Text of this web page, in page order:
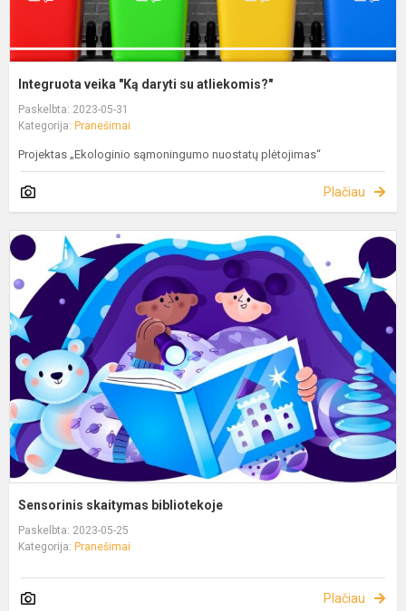
Integruota veika "Ką daryti su atliekomis?"
Paskelbta: 2023-05-31
Kategorija: Pranešimai
Projektas „Ekologinio sąmoningumo nuostatų plėtojimas“
Plačiau
Sensorinis skaitymas bibliotekoje
Paskelbta: 2023-05-25
Kategorija: Pranešimai
Plačiau